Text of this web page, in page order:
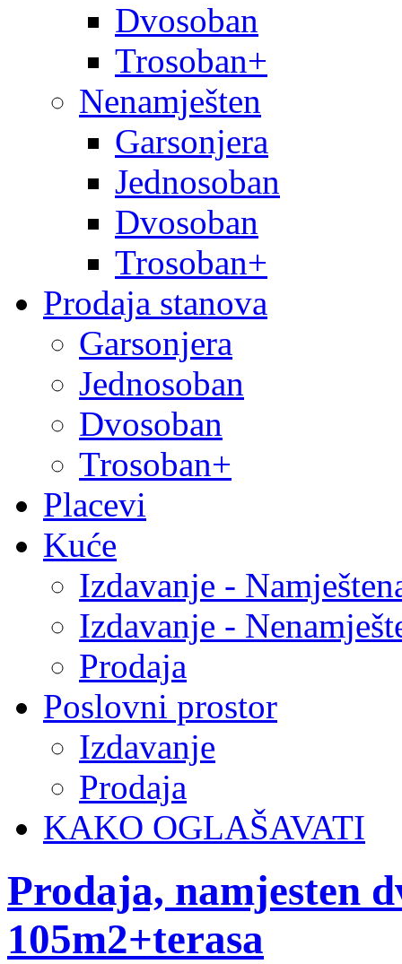
Dvosoban
Trosoban+
Nenamješten
Garsonjera
Jednosoban
Dvosoban
Trosoban+
Prodaja stanova
Garsonjera
Jednosoban
Dvosoban
Trosoban+
Placevi
Kuće
Izdavanje -
Izdavanje -
Prodaja
Poslovni prostor
Izdavanje
Prodaja
KAKO OGLAŠAVATI
Prodaja, namjesten
105m2+terasa